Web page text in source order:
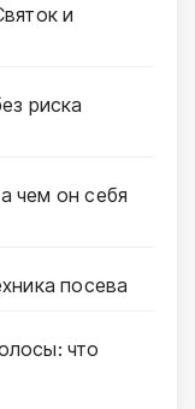
и
риска
чем он себя
посева
что